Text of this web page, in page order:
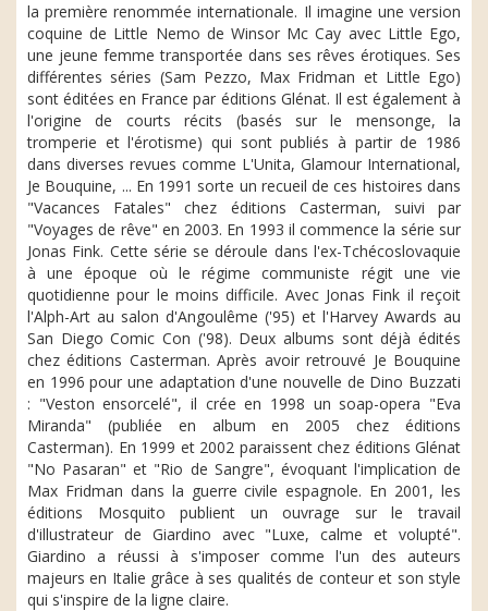
la première renommée internationale. Il imagine une version
coquine de Little Nemo de Winsor Mc Cay avec Little Ego,
une jeune femme transportée dans ses rêves érotiques. Ses
différentes séries (Sam Pezzo, Max Fridman et Little Ego)
sont éditées en France par éditions Glénat. Il est également à
l'origine de courts récits (basés sur le mensonge, la
tromperie et l'érotisme) qui sont publiés à partir de 1986
dans diverses revues comme L'Unita, Glamour International,
Je Bouquine, ... En 1991 sorte un recueil de ces histoires dans
"Vacances Fatales" chez éditions Casterman, suivi par
"Voyages de rêve" en 2003. En 1993 il commence la série sur
Jonas Fink. Cette série se déroule dans l'ex-Tchécoslovaquie
à une époque où le régime communiste régit une vie
quotidienne pour le moins difficile. Avec Jonas Fink il reçoit
l'Alph-Art au salon d'Angoulême ('95) et l'Harvey Awards au
San Diego Comic Con ('98). Deux albums sont déjà édités
chez éditions Casterman. Après avoir retrouvé Je Bouquine
en 1996 pour une adaptation d'une nouvelle de Dino Buzzati
: "Veston ensorcelé", il crée en 1998 un soap-opera "Eva
Miranda" (publiée en album en 2005 chez éditions
Casterman). En 1999 et 2002 paraissent chez éditions Glénat
"No Pasaran" et "Rio de Sangre", évoquant l'implication de
Max Fridman dans la guerre civile espagnole. En 2001, les
éditions Mosquito publient un ouvrage sur le travail
d'illustrateur de Giardino avec "Luxe, calme et volupté".
Giardino a réussi à s'imposer comme l'un des auteurs
majeurs en Italie grâce à ses qualités de conteur et son style
qui s'inspire de la ligne claire.